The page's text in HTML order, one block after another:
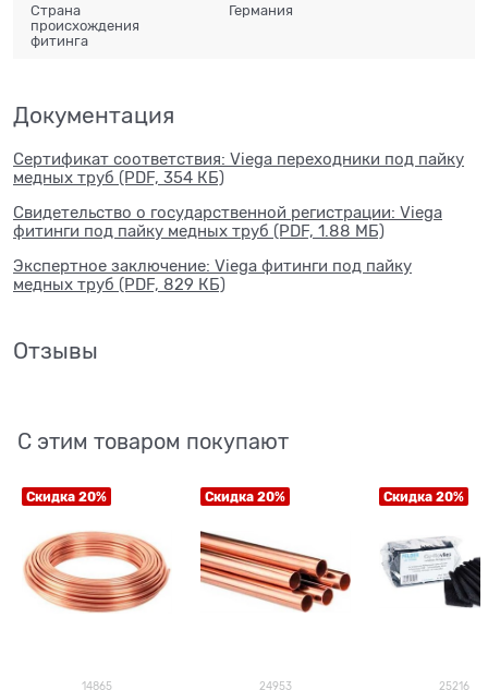
Страна
происхождения
фитинга
Германия
Документация
Сертификат соответствия: Viega переходники под пайку
медных труб (PDF, 354 КБ)
Свидетельство о государственной регистрации: Viega
фитинги под пайку медных труб (PDF, 1.88 МБ)
Экспертное заключение: Viega фитинги под пайку
медных труб (PDF, 829 КБ)
Отзывы
С этим товаром покупают
Скидка 20%
14865
Скидка 20%
24953
Скидка 20%
25216